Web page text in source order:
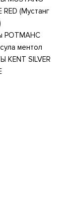
RED (Мустанг
РОТМАНС
ментол
KENT SILVER